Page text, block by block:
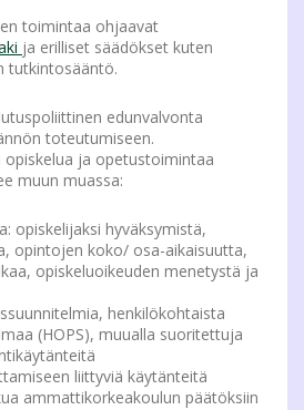
toimintaa ohjaavat
ja erilliset säädökset kuten
tutkintosääntö.
edunvalvonta
toteutumiseen.
ja opetustoimintaa
muun muassa:
opiskelijaksi hyväksymistä,
opintojen koko/ osa-aikaisuutta,
opiskeluoikeuden menetystä ja
henkilökohtaista
(HOPS), muualla suoritettuja
liittyviä käytänteitä
ammattikorkeakoulun päätöksiin